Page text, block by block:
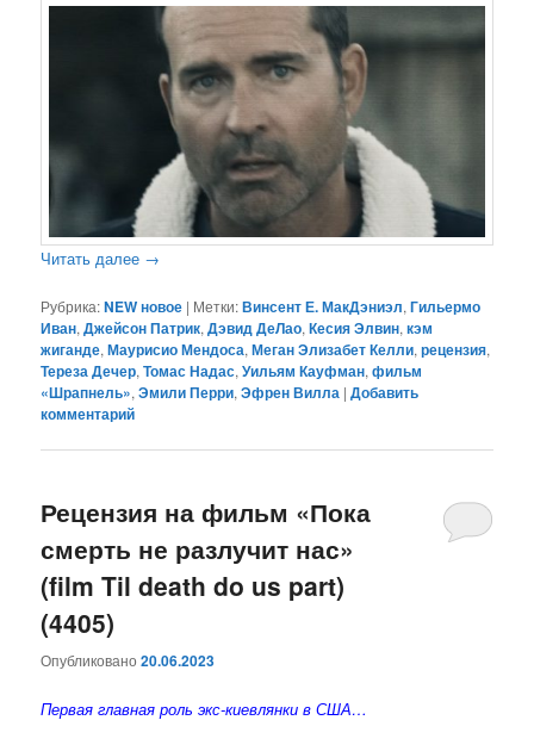
Читать далее →
Рубрика:NEW новое | Метки:Винсент Е. МакДэниэл,Гильермо
Иван,Джейсон Патрик,Дэвид ДеЛао,Кесия Элвин,кэм
жиганде,Маурисио Мендоса,Меган Элизабет Келли,рецензия,
Тереза Дечер,Томас Надас,Уильям Кауфман,фильм
«Шрапнель»,Эмили Перри,Эфрен Вилла |Добавить
комментарий
Рецензия на фильм «Пока
смерть не разлучит нас»
(film Til death do us part)
(4405)
Опубликовано20.06.2023
Первая главная роль экс-киевлянки в США…